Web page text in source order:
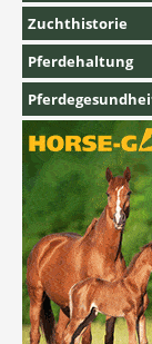
Zuchthistorie
Pferdehaltung